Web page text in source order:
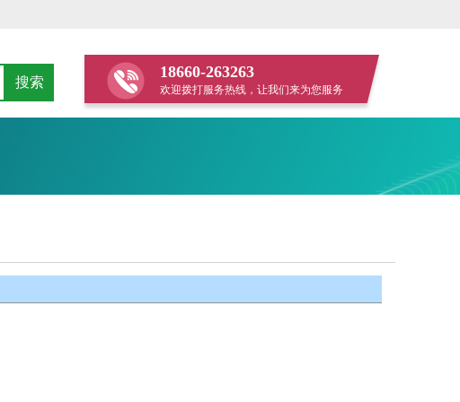
18660-263263
欢迎拨打服务热线，让我们来为您服务
搜索